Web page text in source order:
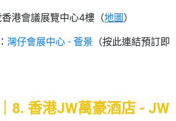
港會議展覽中心4樓（地圖 ）
灣仔會展中心 - 薈景 （按此連結預訂即
8. 香港JW萬豪酒店 - JW